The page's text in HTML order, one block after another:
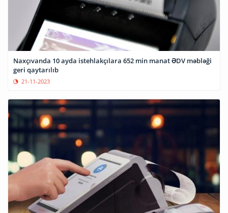
Naxçıvanda 10 ayda istehlakçılara 652 min manat ƏDV məbləği
geri qaytarılıb
21-11-2023